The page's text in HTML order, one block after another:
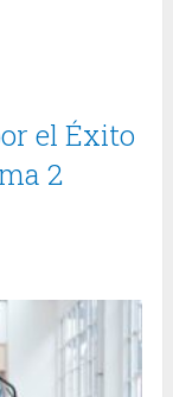
el Éxito
2